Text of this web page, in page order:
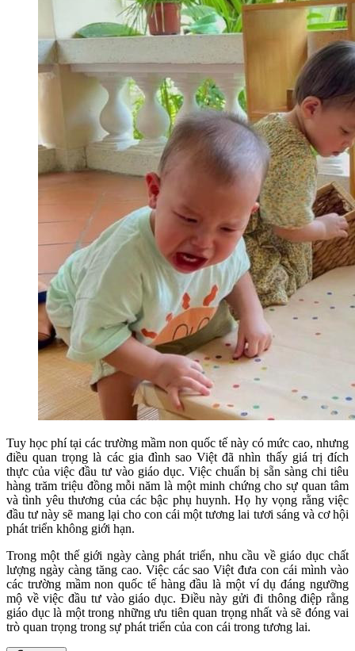
Tuy học phí tại các trường mầm non quốc tế này có mức cao, nhưng
điều quan trọng là các gia đình sao Việt đã nhìn thấy giá trị đích
thực của việc đầu tư vào giáo dục. Việc chuẩn bị sẵn sàng chi tiêu
hàng trăm triệu đồng mỗi năm là một minh chứng cho sự quan tâm
và tình yêu thương của các bậc phụ huynh. Họ hy vọng rằng việc
đầu tư này sẽ mang lại cho con cái một tương lai tươi sáng và cơ hội
phát triển không giới hạn.
Trong một thế giới ngày càng phát triển, nhu cầu về giáo dục chất
lượng ngày càng tăng cao. Việc các sao Việt đưa con cái mình vào
các trường mầm non quốc tế hàng đầu là một ví dụ đáng ngưỡng
mộ về việc đầu tư vào giáo dục. Điều này gửi đi thông điệp rằng
giáo dục là một trong những ưu tiên quan trọng nhất và sẽ đóng vai
trò quan trọng trong sự phát triển của con cái trong tương lai.